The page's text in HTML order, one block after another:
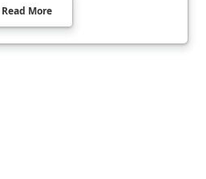
Read More